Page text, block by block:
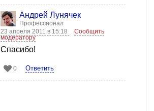
Андрей Лунячек
Профессионал
23 апреля 2011 в 15:18
Сообщить
модератору
Спасибо!
0 Ответить